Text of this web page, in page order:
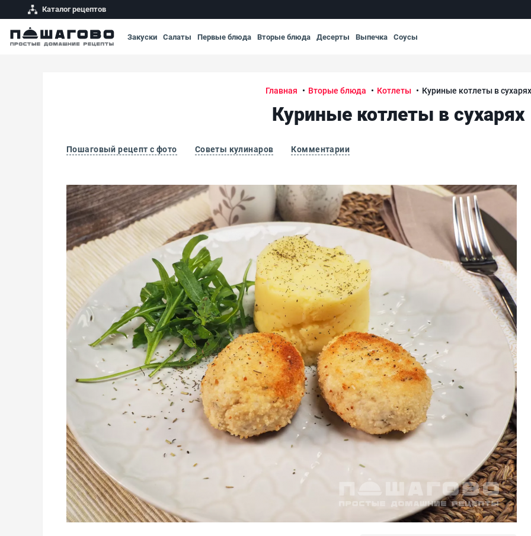
Каталог рецептов
Закуски Салаты Первые блюда Вторые блюда Десерты Выпечка Соусы
Главная Вторые блюда Котлеты Куриные котлеты в сухарях
Куриные котлеты в сухарях
Пошаговый рецепт с фото Советы кулинаров Комментарии
Куриные котлеты в сухарях